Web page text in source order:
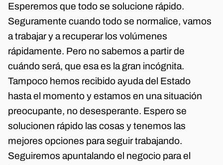
Esperemos que todo se solucione rápido.
Seguramente cuando todo se normalice, vamos
a trabajar y a recuperar los volúmenes
rápidamente. Pero no sabemos a partir de
cuándo será, que esa es la gran incógnita.
Tampoco hemos recibido ayuda del Estado
hasta el momento y estamos en una situación
preocupante, no desesperante. Espero se
solucionen rápido las cosas y tenemos las
mejores opciones para seguir trabajando.
Seguiremos apuntalando el negocio para el